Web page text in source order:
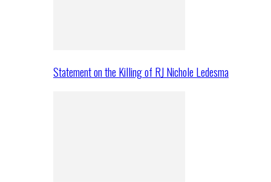
Statement on the Killing of RJ Nichole Ledesma